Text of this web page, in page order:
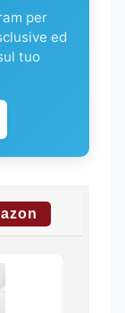
per
ed
tuo